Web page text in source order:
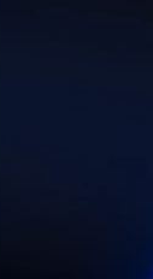
Soporte
tres